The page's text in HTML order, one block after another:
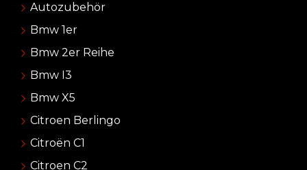
Autozubehör
Bmw 1er
Bmw 2er Reihe
Bmw I3
Bmw X5
Citroen Berlingo
Citroën C1
Citroen C2